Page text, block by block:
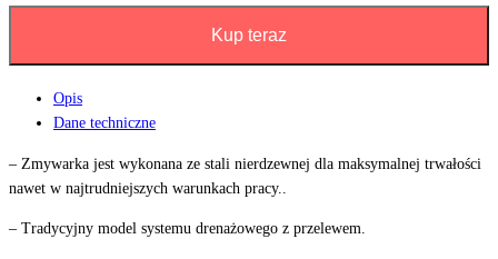
Kup teraz
Opis
Dane techniczne
– Zmywarka jest wykonana ze stali nierdzewnej dla maksymalnej trwałości
nawet w najtrudniejszych warunkach pracy..
– Tradycyjny model systemu drenażowego z przelewem.